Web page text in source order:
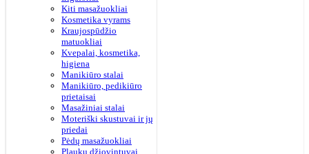
Kiti masažuokliai
Kosmetika vyrams
Kraujospūdžio
matuokliai
Kvepalai, kosmetika,
higiena
Manikiūro stalai
Manikiūro, pedikiūro
prietaisai
Masažiniai stalai
Moteriški skustuvai ir jų
priedai
Pėdų masažuokliai
Plaukų džiovintuvai